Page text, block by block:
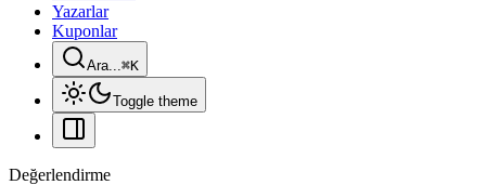
Yazarlar
Kuponlar
Ara...⌘K
Toggle theme
Değerlendirme